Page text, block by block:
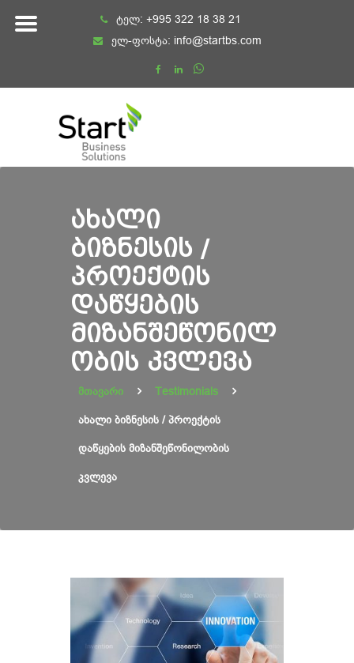
ტელ: +995 322 18 38 21
ელ-ფოსტა: info@startbs.com
ᲐᲮᲐᲚᲘ
ᲑᲘᲖᲜᲔᲡᲘᲡ /
ᲞᲠᲝᲔᲥᲢᲘᲡ
ᲓᲐᲬᲧᲔᲑᲘᲡ
ᲛᲘᲖᲐᲜᲨᲔᲬᲝᲜᲘᲚ
ᲝᲑᲘᲡ ᲙᲕᲚᲔᲕᲐ
მთავარი Testimonials
ახალი ბიზნესის / პროექტის
დაწყების მიზანშეწონილობის
კვლევა